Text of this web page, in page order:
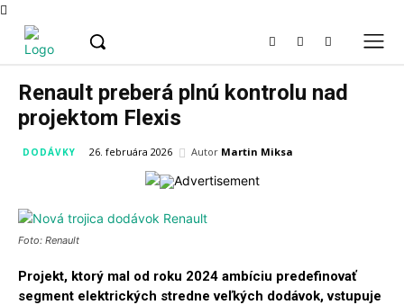
Renault preberá plnú kontrolu nad
projektom Flexis
DODÁVKY 26. februára 2026 Autor Martin Miksa
Foto: Renault
Projekt, ktorý mal od roku 2024 ambíciu predefinovať
segment elektrických stredne veľkých dodávok, vstupuje